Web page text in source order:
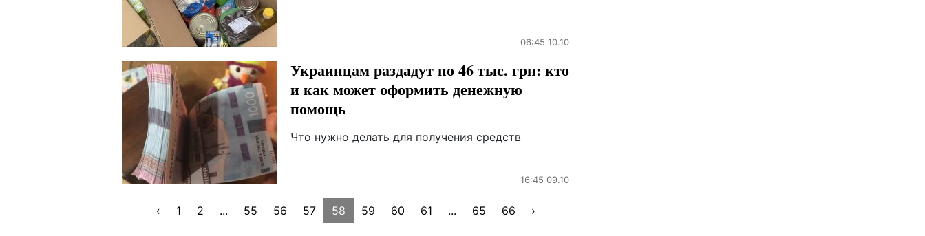
06:45 10.10
Украинцам раздадут по 46 тыс. грн: кто
и как может оформить денежную
помощь
Что нужно делать для получения средств
16:45 09.10
‹ 1 2 ... 55 56 57 58 59 60 61 ... 65 66 ›